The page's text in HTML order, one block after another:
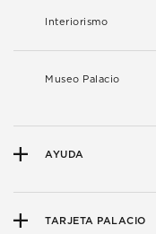
Interiorismo
Museo Palacio
AYUDA
TARJETA PALACIO